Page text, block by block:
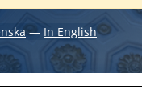
― In English